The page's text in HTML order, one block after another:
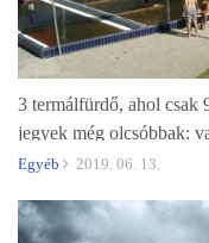
3 termálfürdő, ahol csak
jegyek még olcsóbbak:
Egyéb 2019. 06. 13.